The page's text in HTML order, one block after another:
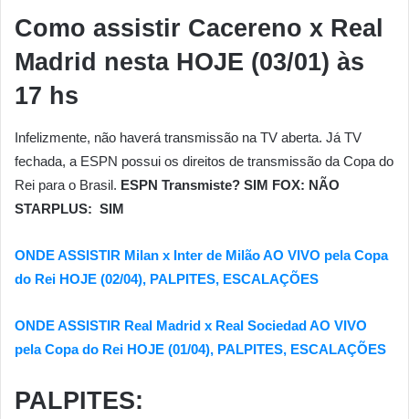
Como assistir Cacereno x Real
Madrid nesta HOJE (03/01) às
17 hs
Infelizmente, não haverá transmissão na TV aberta. Já TV
fechada, a ESPN possui os direitos de transmissão da Copa do
Rei para o Brasil. ESPN Transmiste? SIM FOX: NÃO
STARPLUS: SIM
ONDE ASSISTIR Milan x Inter de Milão AO VIVO pela Copa
do Rei HOJE (02/04), PALPITES, ESCALAÇÕES
ONDE ASSISTIR Real Madrid x Real Sociedad AO VIVO
pela Copa do Rei HOJE (01/04), PALPITES, ESCALAÇÕES
PALPITES: